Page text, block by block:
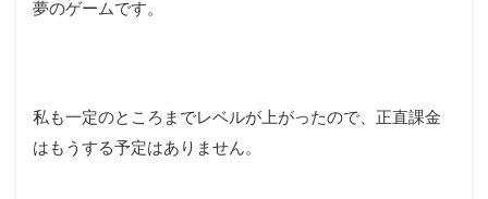
夢のゲームです。
私も一定のところまでレベルが上がったので、正直課金
はもうする予定はありません。